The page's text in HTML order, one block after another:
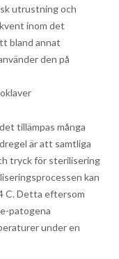
utrustning och
inom det
bland annat
den på
tillämpas många
är att samtliga
tryck för sterilisering
kan
C. Detta eftersom
patogena
under en